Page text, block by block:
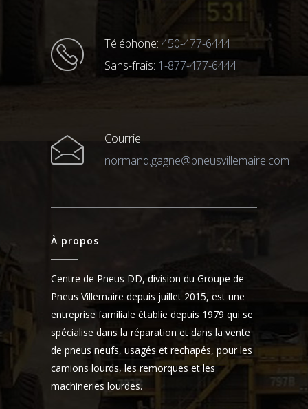
Téléphone: 450-477-6444
Sans-frais: 1-877-477-6444
Courriel:
normand.gagne@pneusvillemaire.com
À propos
Centre de Pneus DD, division du Groupe de
Pneus Villemaire depuis juillet 2015, est une
entreprise familiale établie depuis 1979 qui se
spécialise dans la réparation et dans la vente
de pneus neufs, usagés et rechapés, pour les
camions lourds, les remorques et les
machineries lourdes.